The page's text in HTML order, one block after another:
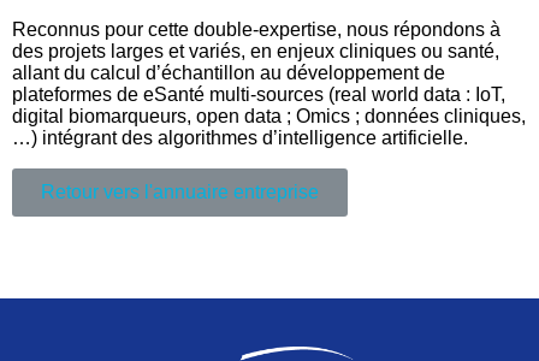
Reconnus pour cette double-expertise, nous répondons à
des projets larges et variés, en enjeux cliniques ou santé,
allant du calcul d’échantillon au développement de
plateformes de eSanté multi-sources (real world data : IoT,
digital biomarqueurs, open data ; Omics ; données cliniques,
…) intégrant des algorithmes d’intelligence artificielle.
Retour vers l'annuaire entreprise